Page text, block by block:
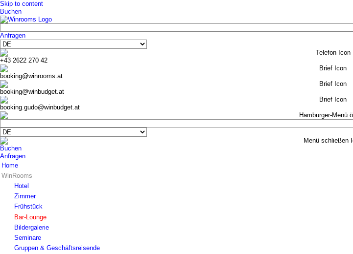
Skip to content
Buchen
Anfragen
+43 2622 270 42
booking@winrooms.at
booking@winbudget.at
booking.gudo@winbudget.at
Buchen
Anfragen
Home
WinRooms
Hotel
Zimmer
Frühstück
Bar-Lounge
Bildergalerie
Seminare
Gruppen & Geschäftsreisende